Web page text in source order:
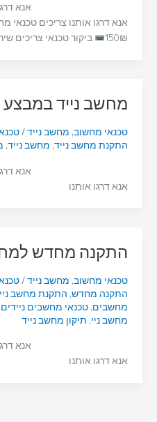
אנא
אנא דרגו אותנו צריכים טכנאי
150₪
ביקור טכנאי צריכים
מחשב נייד במבצע
טכנאי מחשוב, מחשב נייד/
התקנת מחשב נייד, מחשב נייד,
אנא
אנא דרגו אותנו
התקנה מחדש
טכנאי מחשוב, מחשב נייד/
התקנה מחדש, התקנת מחשב
מחשבים, טכנאי מחשבים ניידים
מחשב ניי, תיקון מחשב נייד
אנא
אנא דרגו אותנו